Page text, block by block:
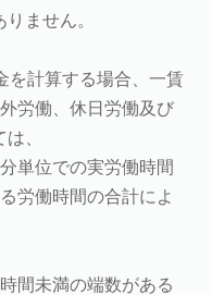
ません。
を計算する場合、一賃
労働、休日労働及び
、
単位での実労働時間
労働時間の合計によ
間未満の端数がある